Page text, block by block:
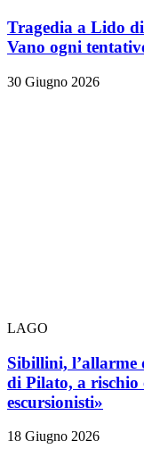
Tragedia a Lido
Vano ogni
30 Giugno 2026
LAGO
Sibillini, l’allarme
di Pilato, a rischio
escursionisti»
18 Giugno 2026